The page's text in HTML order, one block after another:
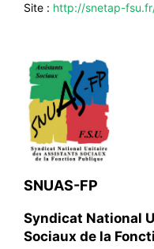
Site : http://snetap-
SNUAS-FP
Syndicat National
Sociaux de la